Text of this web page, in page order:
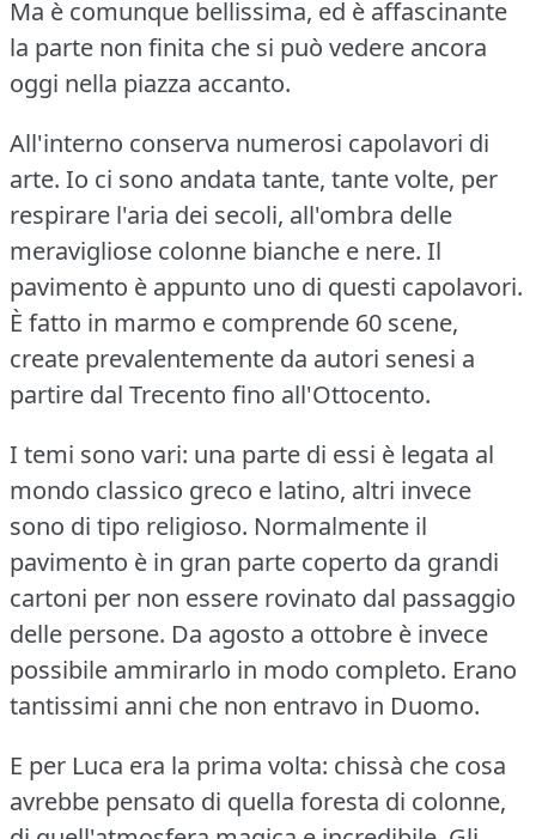
Ma è comunque bellissima, ed è affascinante
la parte non finita che si può vedere ancora
oggi nella piazza accanto.
All'interno conserva numerosi capolavori di
arte. Io ci sono andata tante, tante volte, per
respirare l'aria dei secoli, all'ombra delle
meravigliose colonne bianche e nere. Il
pavimento è appunto uno di questi capolavori.
È fatto in marmo e comprende 60 scene,
create prevalentemente da autori senesi a
partire dal Trecento fino all'Ottocento.
I temi sono vari: una parte di essi è legata al
mondo classico greco e latino, altri invece
sono di tipo religioso. Normalmente il
pavimento è in gran parte coperto da grandi
cartoni per non essere rovinato dal passaggio
delle persone. Da agosto a ottobre è invece
possibile ammirarlo in modo completo. Erano
tantissimi anni che non entravo in Duomo.
E per Luca era la prima volta: chissà che cosa
avrebbe pensato di quella foresta di colonne,